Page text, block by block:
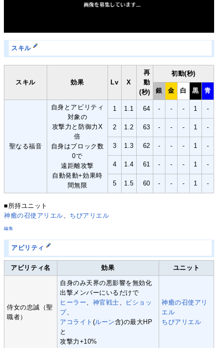
スキル
スキル 効果 Lv X
再
動
(秒)
初動(秒)
銀 金 白 黒 青
聖なる福音
自身とアビリティ
対象の
攻撃力と防御力X
倍
自身はブロック数
0で
遠距離攻撃
自動発動+効果時
間無限
1 1.1 64 - - - 1 -
2 1.2 63 - - - 1 -
3 1.3 62 - - - 1 -
4 1.4 61 - - - 1 -
5 1.5 60 - - - 1 -
■所持ユニット
神癒の召使アリエル
ちびアリエル
編集
アビリティ
アビリティ名 効果 ユニット
侍女の忠誠（聖
職者）
自身のみ天界の悪影響を無効化
出撃メンバーにいるだけで
ヒーラー、 神官戦士、
ビショッ
プ、
アコライト (ルーン含)の最大HP
と
攻撃力+10%
神癒の召使アリ
エル
ちびアリエル